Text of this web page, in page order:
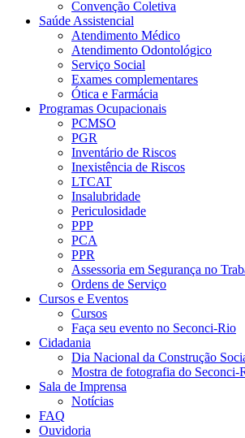
Convenção Coletiva
Saúde Assistencial
Atendimento Médico
Atendimento Odontológico
Serviço Social
Exames complementares
Ótica e Farmácia
Programas Ocupacionais
PCMSO
PGR
Inventário de Riscos
Inexistência de Riscos
LTCAT
Insalubridade
Periculosidade
PPP
PCA
PPR
Assessoria em Segurança no
Ordens de Serviço
Cursos e Eventos
Cursos
Faça seu evento no Seconci-Rio
Cidadania
Dia Nacional da Construção
Mostra de fotografia do Seconci-
Sala de Imprensa
Notícias
FAQ
Ouvidoria